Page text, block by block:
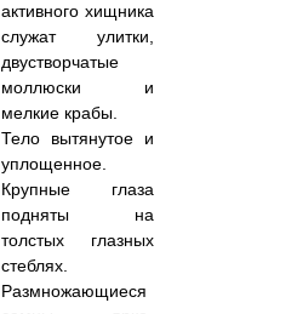
активного хищника
служат улитки,
двустворчатые
моллюски и
мелкие крабы.
Тело вытянутое и
уплощенное.
Крупные глаза
подняты на
толстых глазных
стеблях.
Размножающиеся